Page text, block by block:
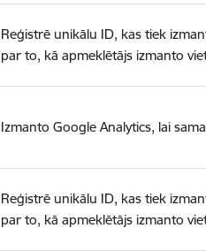
Reģistrē unikālu ID, kas tiek
par to, kā apmeklētājs izmanto
Izmanto Google Analytics, lai
Reģistrē unikālu ID, kas tiek
par to, kā apmeklētājs izmanto